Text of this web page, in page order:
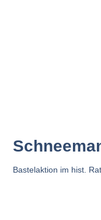
Bastelaktion im hist.